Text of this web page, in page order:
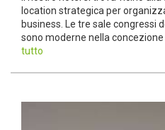
location strategica per
business. Le tre sale congressi
sono moderne nella concezione
tutto